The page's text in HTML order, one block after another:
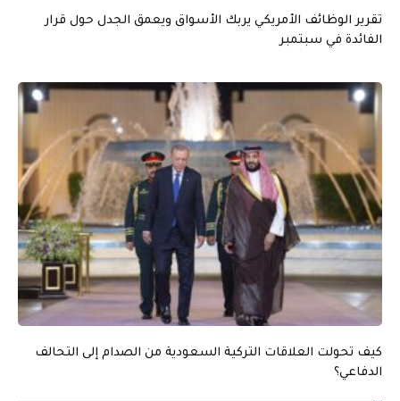
تقرير الوظائف الأمريكي يربك الأسواق ويعمق الجدل حول قرار
الفائدة في سبتمبر
كيف تحولت العلاقات التركية السعودية من الصدام إلى التحالف
الدفاعي؟